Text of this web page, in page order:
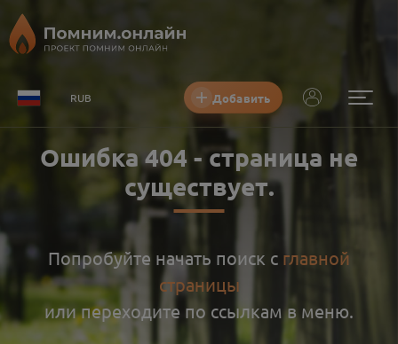
RUB Добавить
Ошибка404 - страница не
существует.
Попробуйте начать поиск с главной
страницы
или переходите по ссылкам в меню.